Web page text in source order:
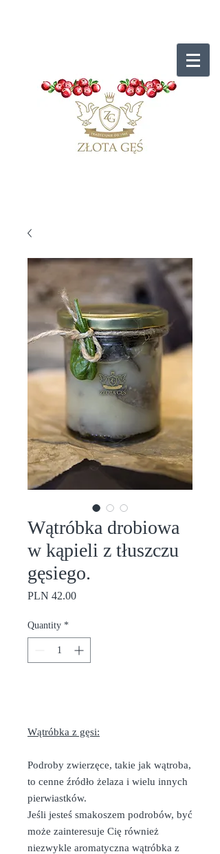
Wątróbka drobiowa
w kąpieli z tłuszczu
gęsiego.
PLN 42.00Price
Quantity *
Wątróbka z gęsi:
Podroby zwierzęce, takie jak wątroba,
to cenne źródło żelaza i wielu innych
pierwiastków.
Jeśli jesteś smakoszem podrobów, być
może zainteresuje Cię również
niezwykle aromatyczna wątróbka z